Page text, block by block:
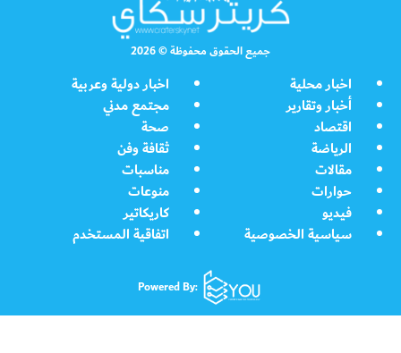
جميع الحقوق محفوظة © 2026
اخبار محلية
اخبار دولية وعربية
أخبار وتقارير
مجتمع مدني
اقتصاد
صحة
الرياضة
ثقافة وفن
مقالات
مناسبات
حوارات
منوعات
فيديو
كاريكاتير
سياسية الخصوصية
اتفاقية المستخدم
Powered By: